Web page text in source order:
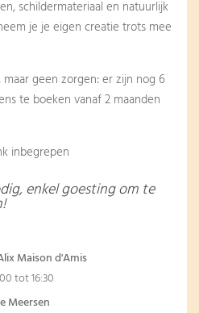
schildermateriaal en natuurlijk
je je eigen creatie trots mee
maar geen zorgen: er zijn nog 6
te boeken vanaf 2 maanden
inbegrepen
enkel goesting om te
Maison d'Amis
tot 16:30
Meersen